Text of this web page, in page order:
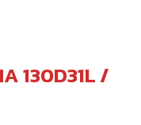
130D31L /